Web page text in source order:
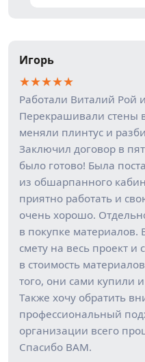
Игорь
★★★★★
Работали Виталий Рой
Перекрашивали стены
меняли плинтус и
Заключил договор в
было готово! Была
из обшарпанного
приятно работать и
очень хорошо.
в покупке материалов.
смету на весь проект и
в стоимость
того, они сами купили
Также хочу обратить
профессиональный
организации всего
Спасибо ВАМ.